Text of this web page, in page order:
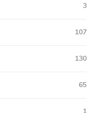
3
107
130
65
1